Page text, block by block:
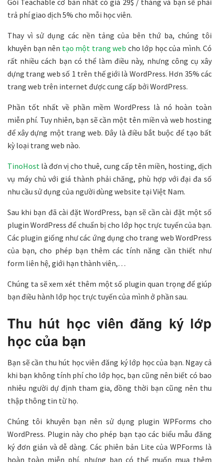
Gói Teachable cơ bản nhất có giá 29$ / tháng và bạn sẽ phải
trả phí giao dịch 5% cho mỗi học viên.
Thay vì sử dụng các nền tảng của bên thứ ba, chúng tôi
khuyên bạn nên tạo một trang web cho lớp học của mình. Có
rất nhiều cách bạn có thể làm điều này, nhưng công cụ xây
dựng trang web số 1 trên thế giới là WordPress. Hơn 35% các
trang web trên internet được cung cấp bởi WordPress.
Phần tốt nhất về phần mềm WordPress là nó hoàn toàn
miễn phí. Tuy nhiên, bạn sẽ cần một tên miền và web hosting
để xây dựng một trang web. Đây là điều bắt buộc để tạo bất
kỳ loại trang web nào.
TinoHost là đơn vị cho thuê, cung cấp tên miền, hosting, dịch
vụ máy chủ với giá thành phải chăng, phù hợp với đại đa số
nhu cầu sử dụng của người dùng website tại Việt Nam.
Sau khi bạn đã cài đặt WordPress, bạn sẽ cần cài đặt một số
plugin WordPress để chuẩn bị cho lớp học trực tuyến của bạn.
Các plugin giống như các ứng dụng cho trang web WordPress
của bạn, cho phép bạn thêm các tính năng cần thiết như
form liên hệ, giới hạn thành viên,…
Chúng ta sẽ xem xét thêm một số plugin quan trọng để giúp
bạn điều hành lớp học trực tuyến của mình ở phần sau.
Thu hút học viên đăng ký lớp
học của bạn
Bạn sẽ cần thu hút học viên đăng ký lớp học của bạn. Ngay cả
khi bạn không tính phí cho lớp học, bạn cũng nên biết có bao
nhiêu người dự định tham gia, đồng thời bạn cũng nên thu
thập thông tin từ họ.
Chúng tôi khuyên bạn nên sử dụng plugin WPForms cho
WordPress. Plugin này cho phép bạn tạo các biểu mẫu đăng
ký đơn giản và dễ dàng. Các phiên bản Lite của WPForms là
hoàn toàn miễn phí, nhưng bạn có thể muốn mua thêm